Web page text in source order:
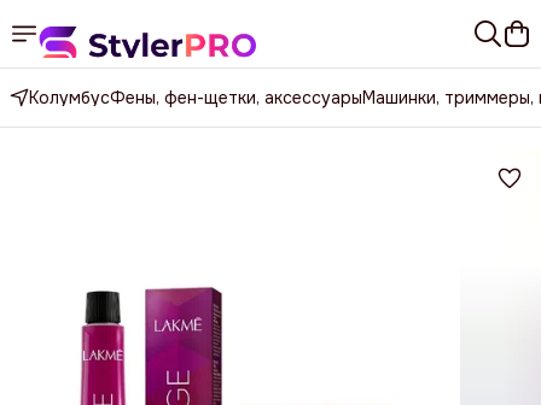
КолумбусФены, фен-щетки, аксессуарыМашинки, триммеры,